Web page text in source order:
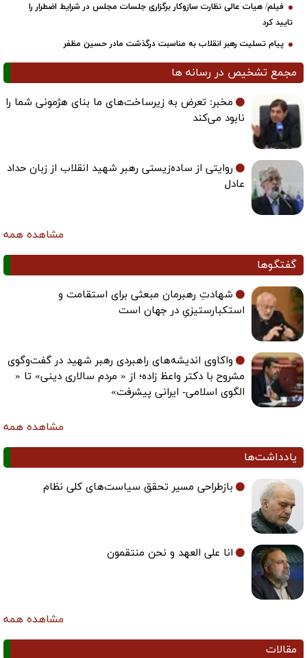
فیلم/ هیات عالی نظارت سازوکار برگزاری جلسات مجلس در شرایط اضطرار را
تایید کرد
پیام تسلیت رهبر انقلاب به مناسبت درگذشت مادر حسین مظفر
مجمع تشخیص در رسانه ها
مخبر: تعرض به زیرساخت‌های ما بنای هژمونی شما را
نابود می‌کند
روایتی از ساده‌زیستی رهبر شهید انقلاب از زبان حداد
عادل
مشاهده همه
گفتگوها
شهادتِ رهبرمان مبعثی برای استقامت و
استکبارستیزیِ در جهان است
واکاوی اندیشه‌های راهبردی رهبر شهید در گفت‌وگوی
مشروح با دکتر واعظ زاده؛ از « مردم سالاری دینی» تا «
الگوی اسلامی- ایرانی پیشرفت»
مشاهده همه
یادداشت‌ها
بازطراحی مسیر تحقق سیاست‌های کلی نظام
انا علی العهد و نحن منتقمون
مشاهده همه
مقالات